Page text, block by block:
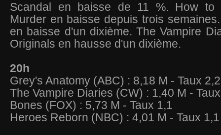
Scandal en baisse de 11 %. How to
Murder en baisse depuis trois
en baisse d'un dixième. The Vampire
Originals en hausse d'un dixième.
20h
Grey's Anatomy (ABC) : 8,18 M - Taux 2,2
The Vampire Diaries (CW) : 1,40 M -
Bones (FOX) : 5,73 M - Taux 1,1
Heroes Reborn (NBC) : 4,01 M - Taux 1,1